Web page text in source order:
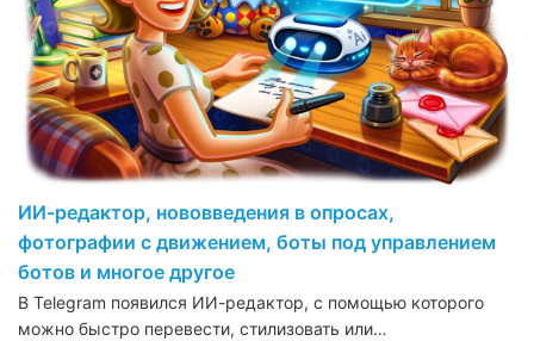
ИИ-редактор, нововведения в опросах,
фотографии с движением, боты под управлением
ботов и многое другое
В Telegram появился ИИ-редактор, с помощью которого
можно быстро перевести, стилизовать или…